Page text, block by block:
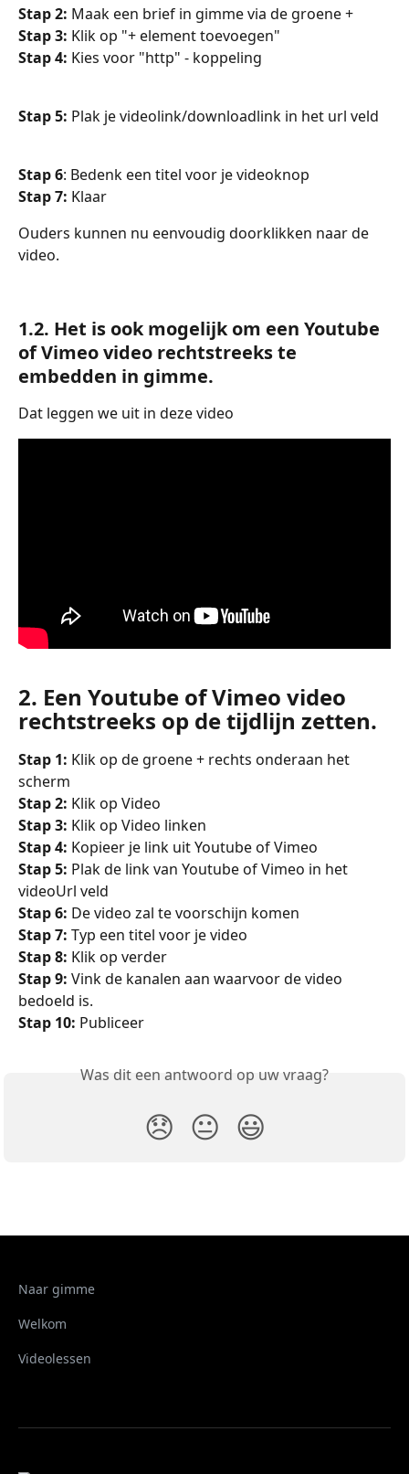
Stap 2: Maak een brief in gimme via de groene +
Stap 3: Klik op "+ element toevoegen"
Stap 4: Kies voor "http" - koppeling
Stap 5: Plak je videolink/downloadlink in het url veld
Stap 6: Bedenk een titel voor je videoknop
Stap 7: Klaar
Ouders kunnen nu eenvoudig doorklikken naar de
video.
1.2. Het is ook mogelijk om een Youtube
of Vimeo video rechtstreeks te
embedden in gimme.
Dat leggen we uit in deze video
2. Een Youtube of Vimeo video
rechtstreeks op de tijdlijn zetten.
Stap 1: Klik op de groene + rechts onderaan het
scherm
Stap 2: Klik op Video
Stap 3: Klik op Video linken
Stap 4: Kopieer je link uit Youtube of Vimeo
Stap 5: Plak de link van Youtube of Vimeo in het
videoUrl veld
Stap 6: De video zal te voorschijn komen
Stap 7: Typ een titel voor je video
Stap 8: Klik op verder
Stap 9: Vink de kanalen aan waarvoor de video
bedoeld is.
Stap 10: Publiceer
Was dit een antwoord op uw vraag?
😞 😐 😃
Naar gimme
Welkom
Videolessen